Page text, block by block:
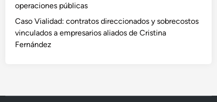
operaciones públicas
Caso Vialidad: contratos direccionados y sobrecostos
vinculados a empresarios aliados de Cristina
Fernández